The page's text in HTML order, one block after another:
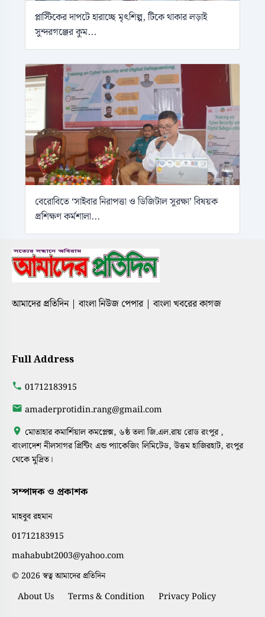
প্লাস্টিকের দাপটে হারাচ্ছে মৃৎশিল্প, টিকে থাকার লড়াই
সুন্দরগঞ্জের কুম...
বেরোবিতে ‘সাইবার নিরাপত্তা ও ডিজিটাল সুরক্ষা’ বিষয়ক
প্রশিক্ষণ কর্মশালা...
আমাদের প্রতিদিন | বাংলা নিউজ পেপার | বাংলা খবরের কাগজ
Full Address
01712183915
amaderprotidin.rang@gmail.com
মোতাহার কমার্শিয়াল কমপ্লেক্স, ৬ষ্ঠ তলা জি.এল.রায় রোড রংপুর ,
বাংলাদেশ নীলসাগর প্রিন্টিং এন্ড প্যাকেজিং লিমিটেড, উত্তম হাজিরহাট, রংপুর
থেকে মুদ্রিত।
সম্পাদক ও প্রকাশক
মাহবুব রহমান
01712183915
mahabubt2003@yahoo.com
© 2026 স্বত্ব আমাদের প্রতিদিন
About Us Terms & Condition Privacy Policy